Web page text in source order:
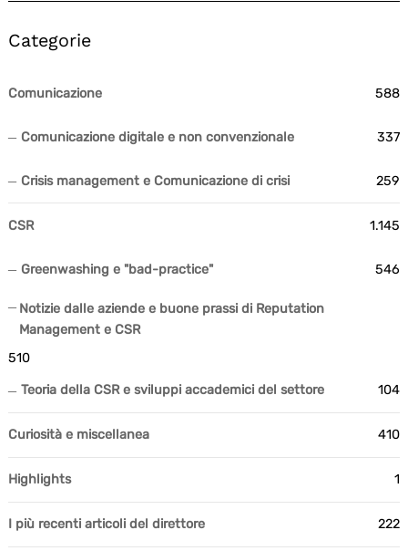
Categorie
Comunicazione 588
Comunicazione digitale e non convenzionale 337
Crisis management e Comunicazione di crisi 259
CSR 1.145
Greenwashing e "bad-practice" 546
Notizie dalle aziende e buone prassi di Reputation
Management e CSR
510
Teoria della CSR e sviluppi accademici del settore 104
Curiosità e miscellanea 410
Highlights 1
I più recenti articoli del direttore 222